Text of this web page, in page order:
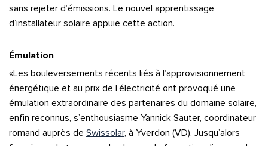
sans rejeter d’émissions. Le nouvel apprentissage
d’installateur solaire appuie cette action.
Émulation
«Les bouleversements récents liés à l’approvisionnement
énergétique et au prix de l’électricité ont provoqué une
émulation extraordinaire des partenaires du domaine solaire,
enfin reconnus, s’enthousiasme Yannick Sauter, coordinateur
romand auprès de Swissolar, à Yverdon (VD). Jusqu’alors